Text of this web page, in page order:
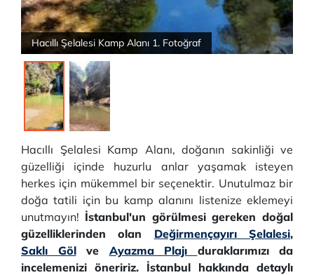
Hacıllı Şelalesi Kamp Alanı 1. Fotoğraf
Hacıllı Şelalesi Kamp Alanı, doğanın sakinliği ve
güzelliği içinde huzurlu anlar yaşamak isteyen
herkes için mükemmel bir seçenektir. Unutulmaz bir
doğa tatili için bu kamp alanını listenize eklemeyi
unutmayın! İstanbul'un görülmesi gereken doğal
güzelliklerinden olan Değirmençayırı Şelalesi,
Saklı Gölve Ayazma Plajı
duraklarımızı da
incelemenizi öneririz. İstanbul hakkında detaylı